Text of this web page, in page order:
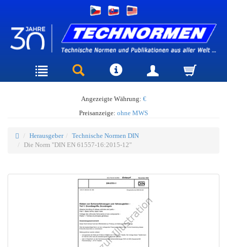
Angezeigte Währung: €
Preisanzeige: ohne MWS
Herausgeber
Technische Normen DIN
Die Norm "DIN EN 61557-16:2015-12"